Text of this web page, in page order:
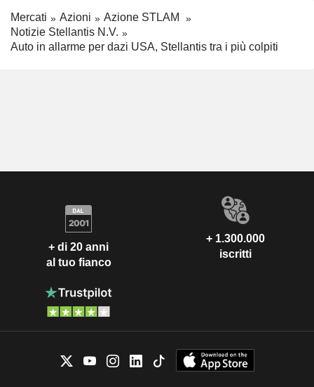
Mercati Azioni
Azione STLAM
Notizie Stellantis N.V.
Auto in allarme per dazi USA, Stellantis tra i più colpiti
+ di 20 anni
al tuo fianco
+ 1.300.000
iscritti